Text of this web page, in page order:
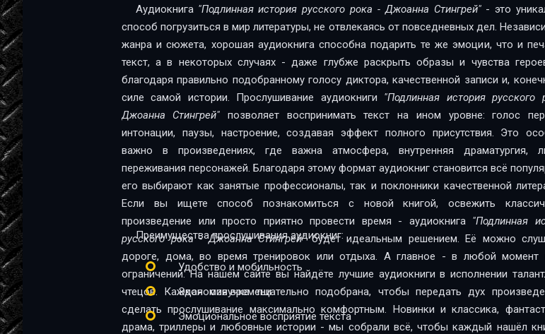
Аудиокнига "Подлинная история руccкого рока - Джоанна Стингрей"- это
способ погрузиться в мир литературы, не отвлекаясь от повседневных дел.
жанра и сюжета, хорошая аудиокнига способна подарить те же эмоции, что и
текст, а в некоторых случаях - даже глубже раскрыть образы и чувства
благодаря правильно подобранному голосу диктора, качественной записи и,
силе самой истории. Прослушивание аудиокниги "Подлинная история руccкого
Джоанна Стингрей" позволяет воспринимать текст на ином уровне: голос
интонации, паузы, настроение, создавая эффект полного присутствия. Это
важно в произведениях, где важна атмосфера, внутренняя драматургия,
переживания персонажей. Благодаря этому формат аудиокниг становится всё
его выбирают как занятые профессионалы, так и поклонники качественной
Если вы ищете способ познакомиться с новой книгой, освежить
произведение или просто приятно провести время - аудиокнига "Подлинная
руccкого рока - Джоанна Стингрей"будет идеальным решением. Её можно
дороге, дома, во время тренировок или отдыха. А главное - в любой момент
ограничений. На нашем сайте вы найдёте лучшие аудиокниги в исполнении
чтецов. Каждая озвучка тщательно подобрана, чтобы передать дух
сделать прослушивание максимально комфортным. Новинки и классика,
драма, триллеры и любовные истории - мы собрали всё, чтобы каждый нашёл
Преимущества прослушивания аудиокниг:
Удобство и мобильность
Экономия времени
Эмоциональное восприятие текста